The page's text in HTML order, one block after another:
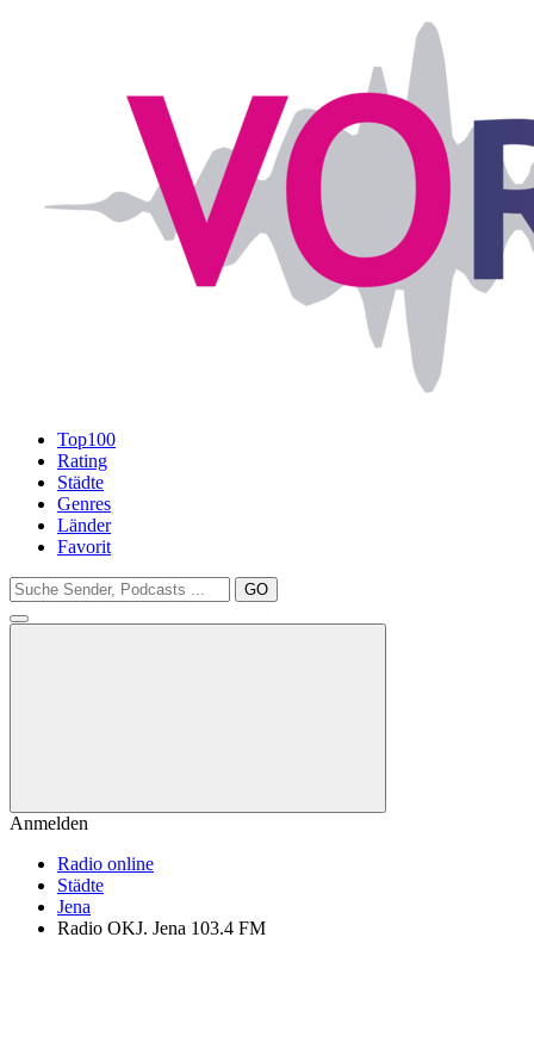
Top100
Rating
Städte
Genres
Länder
Favorit
GO
Anmelden
Radio online
Städte
Jena
Radio OKJ. Jena 103.4 FM